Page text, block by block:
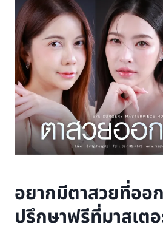
อยากมีตาสวยที่ออ
ปรึกษาฟรีที่มาสเต